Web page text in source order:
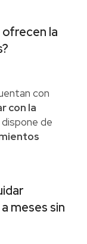
la
con
con la
de
meses sin